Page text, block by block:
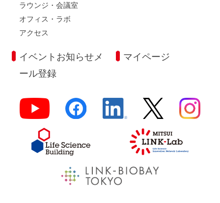
ラウンジ・会議室
オフィス・ラボ
アクセス
イベントお知らせメ
ール登録
マイページ